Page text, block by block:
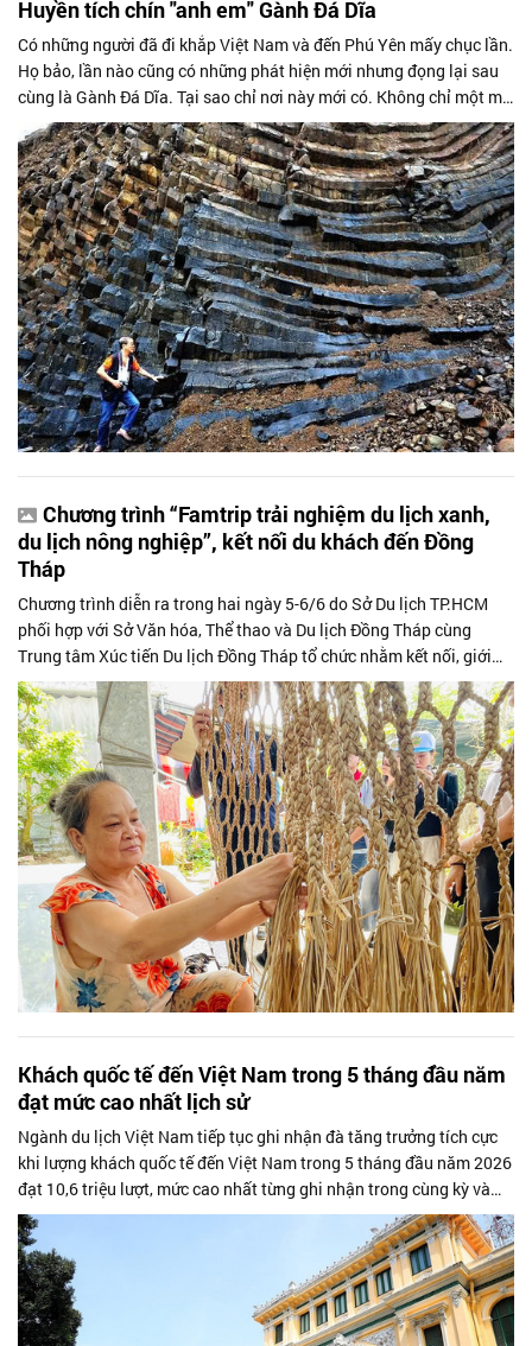
Huyền tích chín "anh em" Gành Đá Dĩa
Có những người đã đi khắp Việt Nam và đến Phú Yên mấy chục lần.
Họ bảo, lần nào cũng có những phát hiện mới nhưng đọng lại sau
cùng là Gành Đá Dĩa. Tại sao chỉ nơi này mới có. Không chỉ một mà
tới chín...
Chương trình “Famtrip trải nghiệm du lịch xanh,
du lịch nông nghiệp”, kết nối du khách đến Đồng
Tháp
Chương trình diễn ra trong hai ngày 5-6/6 do Sở Du lịch TP.HCM
phối hợp với Sở Văn hóa, Thể thao và Du lịch Đồng Tháp cùng
Trung tâm Xúc tiến Du lịch Đồng Tháp tổ chức nhằm kết nối, giới
thiệu các điểm...
Khách quốc tế đến Việt Nam trong 5 tháng đầu năm
đạt mức cao nhất lịch sử
Ngành du lịch Việt Nam tiếp tục ghi nhận đà tăng trưởng tích cực
khi lượng khách quốc tế đến Việt Nam trong 5 tháng đầu năm 2026
đạt 10,6 triệu lượt, mức cao nhất từng ghi nhận trong cùng kỳ và
hoàn thành...